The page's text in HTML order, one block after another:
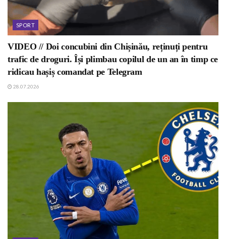
SPORT
VIDEO // Doi concubini din Chișinău, reținuți pentru
trafic de droguri. Își plimbau copilul de un an în timp ce
ridicau hașiș comandat pe Telegram
28.07.2026